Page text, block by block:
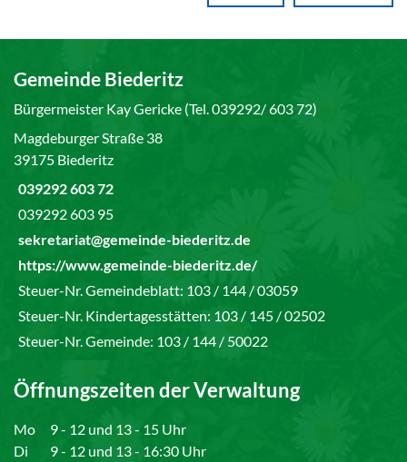
Gemeinde Biederitz
Bürgermeister Kay Gericke (Tel. 039292/ 603 72)
Magdeburger Straße 38
39175 Biederitz
039292 603 72
039292 603 95
sekretariat@gemeinde-biederitz.de
https://www.gemeinde-biederitz.de/
Steuer-Nr. Gemeindeblatt: 103 / 144 / 03059
Steuer-Nr. Kindertagesstätten: 103 / 145 / 02502
Steuer-Nr. Gemeinde: 103 / 144 / 50022
Öffnungszeiten der Verwaltung
Mo
9 - 12 und 13 - 15 Uhr
Di
9 - 12 und 13 - 16:30 Uhr